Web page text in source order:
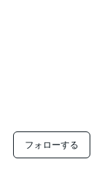
フォローする